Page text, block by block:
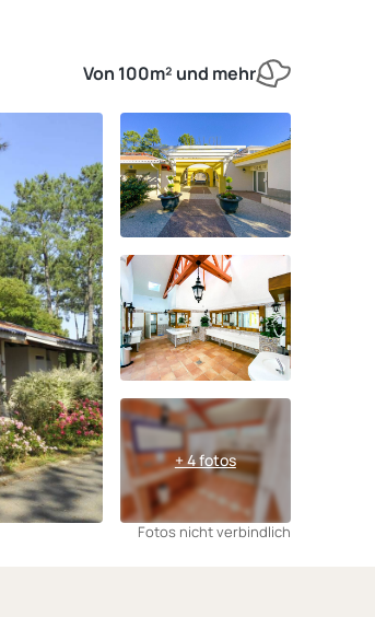
Von 100m² und mehr
+ 4 fotos
Fotos nicht verbindlich